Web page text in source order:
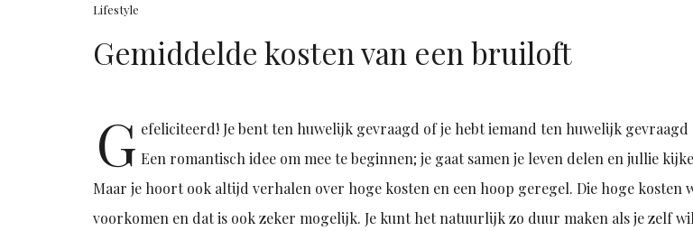
Lifestyle
Gemiddelde kosten van een bruiloft
G efeliciteerd! Je bent ten huwelijk gevraagd of je hebt iemand ten huwelijk
Een romantisch idee om mee te beginnen; je gaat samen je leven delen en jullie
Maar je hoort ook altijd verhalen over hoge kosten en een hoop geregel. Die hoge kosten
voorkomen en dat is ook zeker mogelijk. Je kunt het natuurlijk zo duur maken als je zelf